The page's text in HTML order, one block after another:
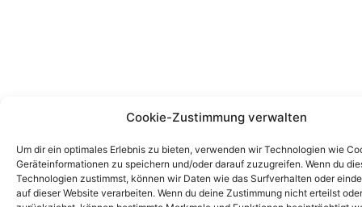
Cookie-Zustimmung verwalten
Um dir ein optimales Erlebnis zu bieten, verwenden wir Technologien wie
Geräteinformationen zu speichern und/oder darauf zuzugreifen. Wenn du
Technologien zustimmst, können wir Daten wie das Surfverhalten oder
auf dieser Website verarbeiten. Wenn du deine Zustimmung nicht erteilst oder